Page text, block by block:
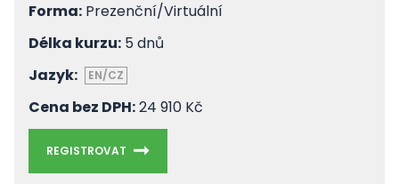
Forma: Prezenční/Virtuální
Délka kurzu: 5 dnů
Jazyk:
EN/CZ
Cena bez DPH:24 910 Kč
REGISTROVAT